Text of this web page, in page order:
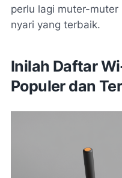
perlu lagi muter-
nyari yang terbaik.
Inilah Daftar
Populer dan